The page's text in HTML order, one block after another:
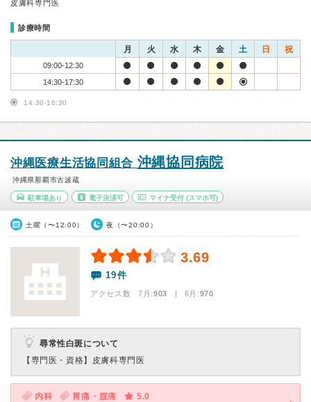
皮膚科専門医
診療時間
月 火 水 木 金 土 日 祝
09:00-12:30
14:30-17:30
14:30-16:30
沖縄医療生活協同組合 沖縄協同病院
沖縄県那覇市古波蔵
駐車場あり 電子決済可 マイナ受付 (スマホ可)
土曜（〜12:00） 夜（〜20:00）
3.69
19件
アクセス数 7月:903 | 6月:970
尋常性白斑について
【専門医・資格】 皮膚科専門医
内科 胃痛・腹痛
5.0